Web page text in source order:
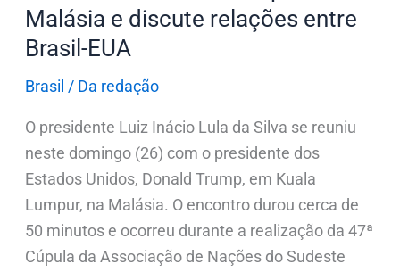
Malásia e discute relações entre
Brasil-EUA
Brasil / Da redação
O presidente Luiz Inácio Lula da Silva se reuniu
neste domingo (26) com o presidente dos
Estados Unidos, Donald Trump, em Kuala
Lumpur, na Malásia. O encontro durou cerca de
50 minutos e ocorreu durante a realização da 47ª
Cúpula da Associação de Nações do Sudeste
entre
Brasil-
EUA